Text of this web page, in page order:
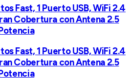
Fast, 1 Puerto USB, WiFi 2.4
Cobertura con Antena 2.5
Fast, 1 Puerto USB, WiFi 2.4
Cobertura con Antena 2.5